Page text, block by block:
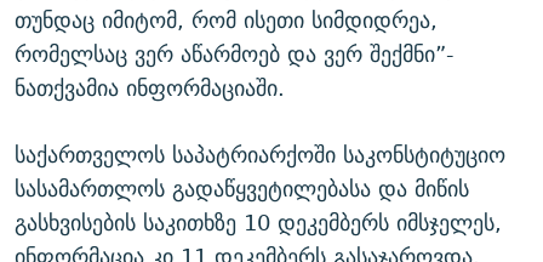
თუნდაც იმიტომ, რომ ისეთი სიმდიდრეა,
რომელსაც ვერ აწარმოებ და ვერ შექმნი”-
ნათქვამია ინფორმაციაში.
საქართველოს საპატრიარქოში საკონსტიტუციო
სასამართლოს გადაწყვეტილებასა და მიწის
გასხვისების საკითხზე 10 დეკემბერს იმსჯელეს,